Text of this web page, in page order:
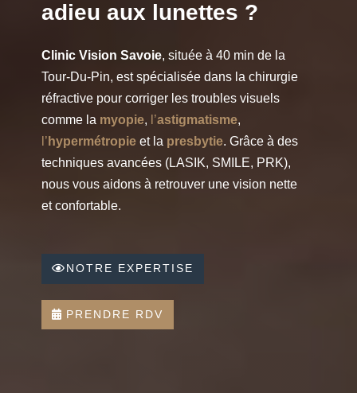
adieu aux lunettes ?
Clinic Vision Savoie, située à 40 min de la
Tour-Du-Pin, est spécialisée dans la chirurgie
réfractive pour corriger les troubles visuels
comme la myopie, l’astigmatisme,
l’ hypermétropieet la presbytie. Grâce à des
techniques avancées (LASIK, SMILE, PRK),
nous vous aidons à retrouver une vision nette
et confortable.
NOTRE EXPERTISE
PRENDRE RDV